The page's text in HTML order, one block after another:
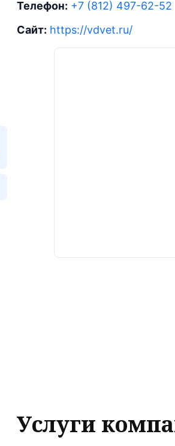
Телефон: +7 (812) 497-62-52
Сайт: https://vdvet.ru/
Услуги